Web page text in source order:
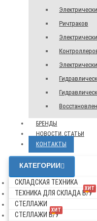
Ричтраков
БРЕНДЫ
НОВОСТИ, СТАТЬИ
КОНТАКТЫ
КАТЕГОРИИ
СКЛАДСКАЯ ТЕХНИКА
ХИТ
ТЕХНИКА ДЛЯ СКЛАДА Б/У
СТЕЛЛАЖИ
ХИТ
СТЕЛЛАЖИ Б/У